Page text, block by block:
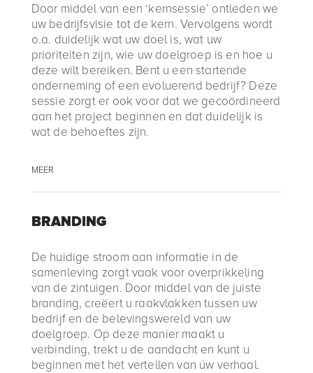
Door middel van een ‘kernsessie’ ontleden we
uw bedrijfsvisie tot de kern. Vervolgens wordt
o.a. duidelijk wat uw doel is, wat uw
prioriteiten zijn, wie uw doelgroep is en hoe u
deze wilt bereiken. Bent u een startende
onderneming of een evoluerend bedrijf? Deze
sessie zorgt er ook voor dat we gecoördineerd
aan het project beginnen en dat duidelijk is
wat de behoeftes zijn.
MEER
BRANDING
De huidige stroom aan informatie in de
samenleving zorgt vaak voor overprikkeling
van de zintuigen. Door middel van de juiste
branding, creëert u raakvlakken tussen uw
bedrijf en de belevingswereld van uw
doelgroep. Op deze manier maakt u
verbinding, trekt u de aandacht en kunt u
beginnen met het vertellen van úw verhaal.